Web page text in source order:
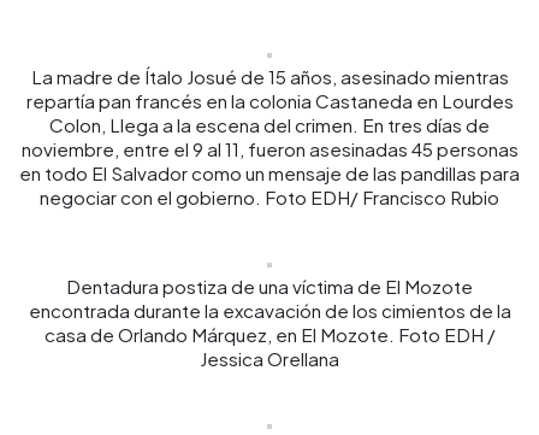
La madre de Ítalo Josué de 15 años, asesinado mientras
repartía pan francés en la colonia Castaneda en Lourdes
Colon, Llega a la escena del crimen. En tres días de
noviembre, entre el 9 al 11, fueron asesinadas 45 personas
en todo El Salvador como un mensaje de las pandillas para
negociar con el gobierno. Foto EDH/ Francisco Rubio
Dentadura postiza de una víctima de El Mozote
encontrada durante la excavación de los cimientos de la
casa de Orlando Márquez, en El Mozote. Foto EDH /
Jessica Orellana